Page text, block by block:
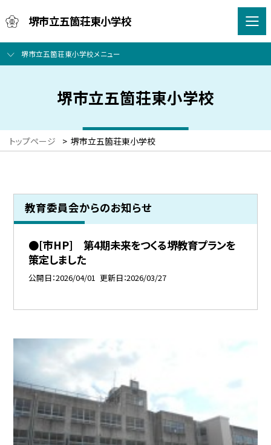
堺市立五箇荘東小学校
堺市立五箇荘東小学校メニュー
堺市立五箇荘東小学校
トップページ > 堺市立五箇荘東小学校
教育委員会からのお知らせ
●[市HP] 第4期未来をつくる堺教育プランを
策定しました
公開日 2026/04/01 更新日 2026/03/27